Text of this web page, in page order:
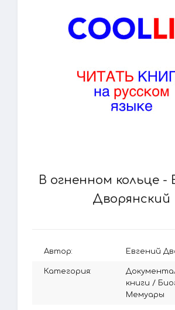
В огненном кольце -
Дворянский
Автор: Евгений
Категория:
книги /
Мемуары